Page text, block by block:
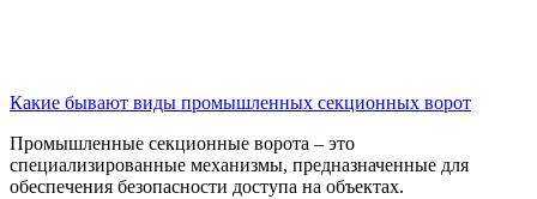
Какие бывают виды промышленных секционных ворот
Промышленные секционные ворота – это
специализированные механизмы, предназначенные для
обеспечения безопасности доступа на объектах.